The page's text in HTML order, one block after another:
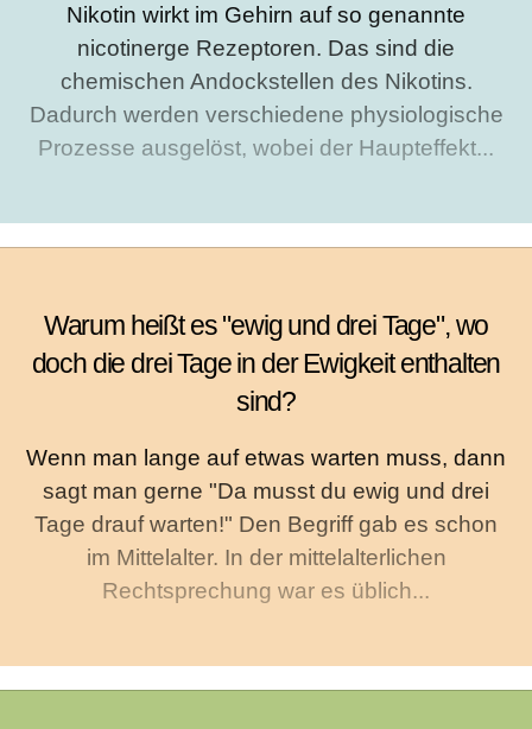
Nikotin wirkt im Gehirn auf so genannte
nicotinerge Rezeptoren. Das sind die
chemischen Andockstellen des Nikotins.
Dadurch werden verschiedene physiologische
Prozesse ausgelöst, wobei der Haupteffekt...
Warum heißt es "ewig und drei Tage", wo
doch die drei Tage in der Ewigkeit enthalten
sind?
Wenn man lange auf etwas warten muss, dann
sagt man gerne "Da musst du ewig und drei
Tage drauf warten!" Den Begriff gab es schon
im Mittelalter. In der mittelalterlichen
Rechtsprechung war es üblich...